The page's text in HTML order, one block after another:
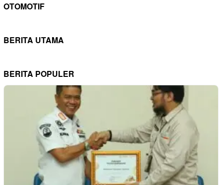
OTOMOTIF
BERITA UTAMA
BERITA POPULER